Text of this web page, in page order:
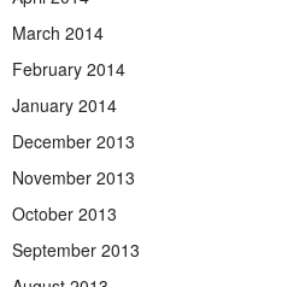
March 2014
February 2014
January 2014
December 2013
November 2013
October 2013
September 2013